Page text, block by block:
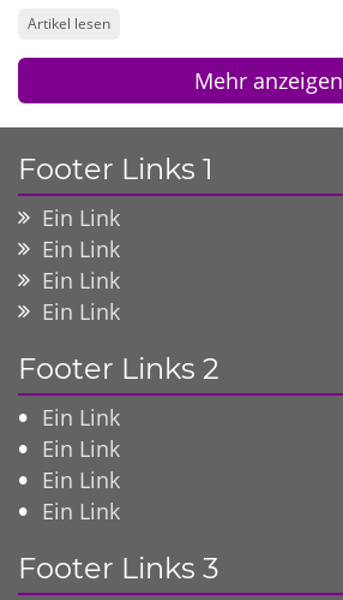
Artikel lesen
Mehr anzeigen
Footer Links 1
Ein Link
Ein Link
Ein Link
Ein Link
Footer Links 2
Ein Link
Ein Link
Ein Link
Ein Link
Footer Links 3